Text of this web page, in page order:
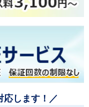
応します！／